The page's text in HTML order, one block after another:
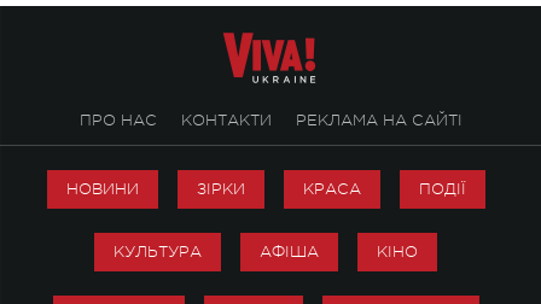
ПРО НАС КОНТАКТИ РЕКЛАМА НА САЙТІ
НОВИНИ ЗІРКИ КРАСА ПОДІЇ
КУЛЬТУРА АФІША КІНО